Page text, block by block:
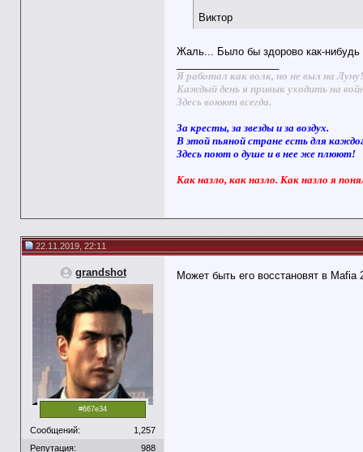
Виктор
Жаль... Было бы здорово как-нибудь
Я работал как волк, но не выл на Луну!
Каждый день я привык уходить на
Здесь воюют всегда.
За кресты, за звезды и за воздух.
В этой пьяной стране есть для
Здесь поют о душе и в нее же плюют!
Как назло, как назло. Как назло я
22.11.2019, 22:11
grandshot
#667e34
Сообщений:
1,257
Репутация:
988
Может быть его восстановят в